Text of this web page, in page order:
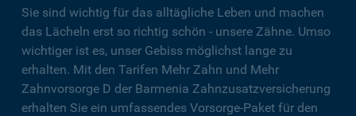
Sie sind wichtig für das alltägliche Leben und machen
das Lächeln erst so richtig schön - unsere Zähne. Umso
wichtiger ist es, unser Gebiss möglichst lange zu
erhalten. Mit den Tarifen Mehr Zahn und Mehr
Zahnvorsorge D der Barmenia Zahnzusatzversicherung
erhalten Sie ein umfassendes Vorsorge-Paket für den